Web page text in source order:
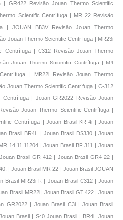
| GR422 Revisão Jouan Thermo Scientific
Scientific Centrífuga | MR 22 Revisão
| JOUAN BB3V Revisão Jouan Thermo
Jouan Thermo Scientific Centrífuga | MR23i
Centrífuga | C312 Revisão Jouan Thermo
Jouan Thermo Scientific Centrífuga | M4
| MR22i Revisão Jouan Thermo
Jouan Thermo Scientific Centrífuga | C-312
Centrífuga | Jouan GR2022 Revisão Jouan
Jouan Thermo Scientific Centrífuga |
Centrífuga || Jouan Brasil KR 4i | Jouan
Brasil BR4i | Jouan Brasil DS330 | Jouan
14.11 11204 | Jouan Brasil BR 311 | Jouan
Brasil GR 412 | Jouan Brasil GR4-22 |
| Jouan Brasil MR 22 | Jouan Brasil JOUAN
Brasil MR23i R | Jouan Brasil C312 | Jouan
Brasil MR22i | Jouan Brasil GT 422 | Jouan
GR2022 | Jouan Brasil C3i | Jouan Brasil
Brasil | S40 Jouan Brasil | BR4i Jouan